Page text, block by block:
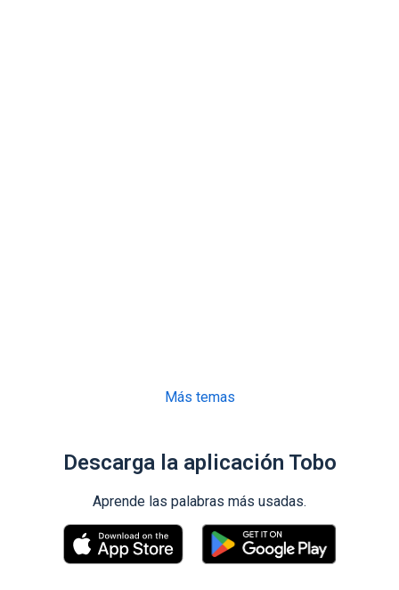
Más temas
Descarga la aplicación Tobo
Aprende las palabras más usadas.